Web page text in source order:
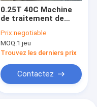
0.25T 40C Machine
de traitement de
étapes de traitement
de l'eau par osmose
inverse
Prix:negotiable
MOQ:1 jeu
Trouvez les derniers prix
Contactez